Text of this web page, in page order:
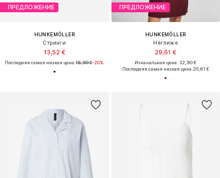
ПРЕДЛОЖЕНИЕ
HUNKEMÖLLER
Стринги
13,52 €
Последняя самая низкая цена:16,90 €-20%
ПРЕДЛОЖЕНИЕ
HUNKEMÖLLER
Неглиже
29,61 €
Изначальная цена: 32,90 €
Последняя самая низкая цена:20,61 €